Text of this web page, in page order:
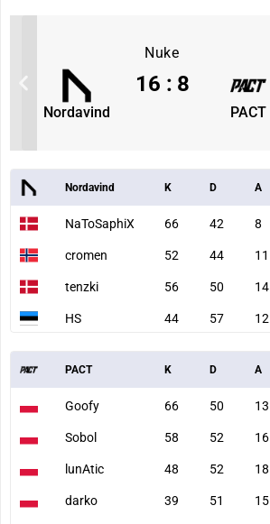
Nuke
Nordavind PACT
16 : 8
Nordavind K D A
NaToSaphiX 66 42 8
cromen 52 44 11
tenzki 56 50 14
HS 44 57 12
PACT K D A
Goofy 66 50 13
Sobol 58 52 16
lunAtic 48 52 18
darko 39 51 15